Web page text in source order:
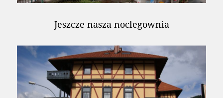
Jeszcze nasza noclegownia